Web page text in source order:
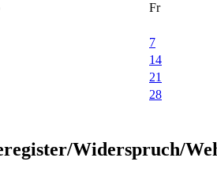
Fr
7
14
21
28
Widerspruch/